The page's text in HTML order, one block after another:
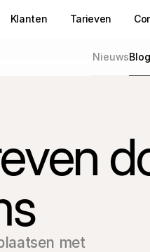
Klanten Tarieven
NieuwsBlog
met